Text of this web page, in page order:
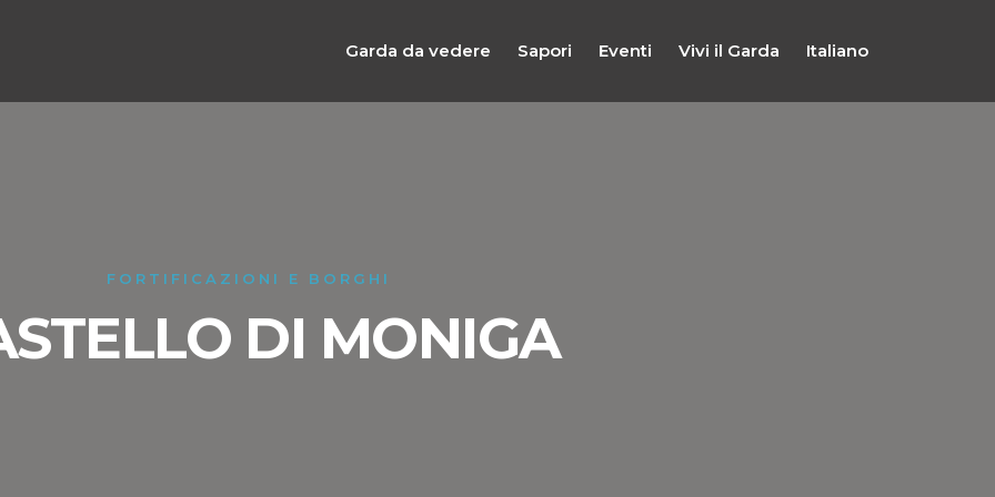
Garda da vedere Sapori Eventi Vivi il Garda Italiano
FORTIFICAZIONI E BORGHI
DI MONIGA